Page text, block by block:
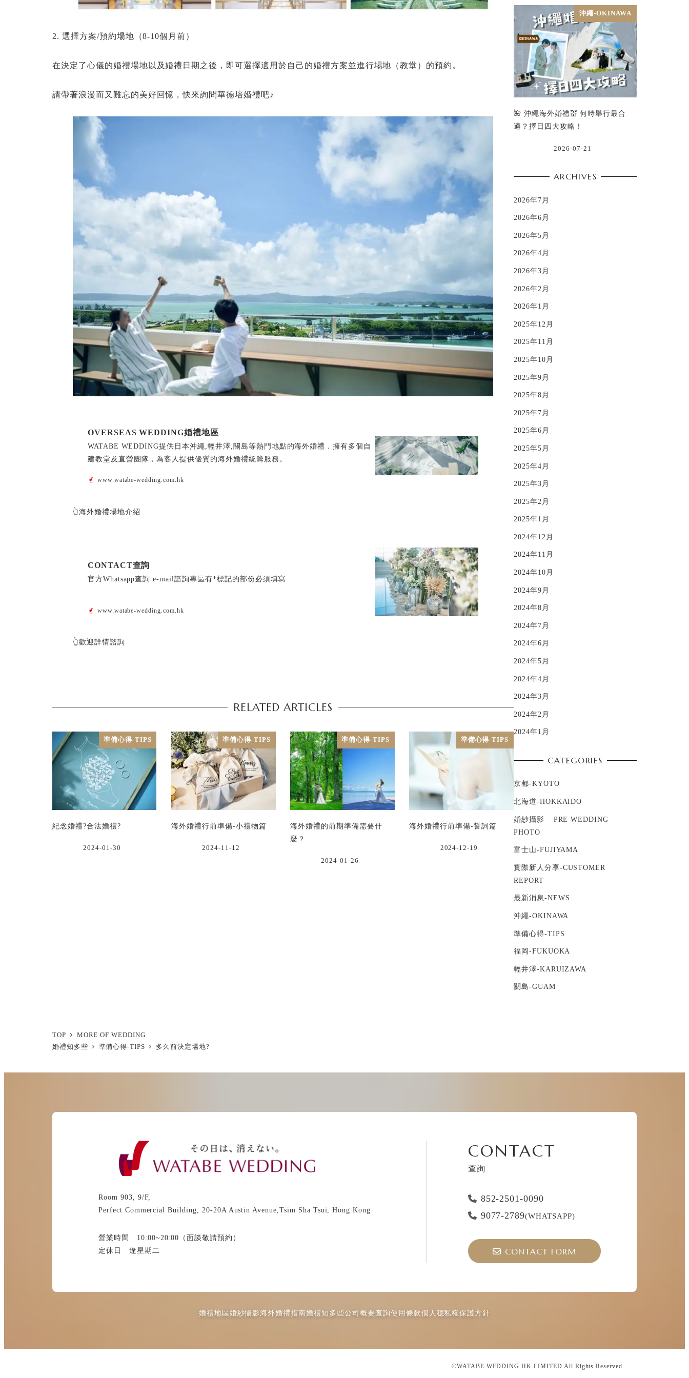
2. 選擇方案/預約場地（8-10個月前）
在決定了心儀的婚禮場地以及婚禮日期之後，即可選擇適用於自己的婚禮方案並進行場地（教堂）的預約。
請帶著浪漫而又難忘的美好回憶，快來詢問華德培婚禮吧♪
OVERSEAS WEDDING婚禮地區
WATABE WEDDING提供日本沖繩,輕井澤,關島等熱門地點的海外婚禮．擁有多個自
建教堂及直營團隊，為客人提供優質的海外婚禮統籌服務。
www.watabe-wedding.com.hk
👆海外婚禮場地介紹
CONTACT查詢
官方Whatsapp查詢 e-mail諮詢專區有*標記的部份必須填寫
www.watabe-wedding.com.hk
👆歡迎詳情諮詢
RELATED ARTICLES
準備心得-TIPS
紀念婚禮?合法婚禮?
2024-01-30
準備心得-TIPS
海外婚禮行前準備-小禮物篇
2024-11-12
準備心得-TIPS
海外婚禮的前期準備需要什
麼？
2024-01-26
準備心得-TIPS
海外婚禮行前準備-誓詞篇
2024-12-19
沖繩-OKINAWA
🌺 沖繩海外婚禮💒 何時舉行最合
適？擇日四大攻略！
2026-07-21
ARCHIVES
2026年7月
2026年6月
2026年5月
2026年4月
2026年3月
2026年2月
2026年1月
2025年12月
2025年11月
2025年10月
2025年9月
2025年8月
2025年7月
2025年6月
2025年5月
2025年4月
2025年3月
2025年2月
2025年1月
2024年12月
2024年11月
2024年10月
2024年9月
2024年8月
2024年7月
2024年6月
2024年5月
2024年4月
2024年3月
2024年2月
2024年1月
CATEGORIES
京都-KYOTO
北海道-HOKKAIDO
婚紗攝影 – PRE WEDDING
PHOTO
富士山-FUJIYAMA
實際新人分享-CUSTOMER
REPORT
最新消息-NEWS
沖繩-OKINAWA
準備心得-TIPS
福岡-FUKUOKA
輕井澤-KARUIZAWA
關島-GUAM
TOP
MORE OF WEDDING
婚禮知多些
準備心得-TIPS 多久前決定場地?
Room 903, 9/F,
Perfect Commercial Building, 20-20A Austin Avenue,Tsim Sha Tsui, Hong Kong
營業時間 10:00~20:00（面談敬請預約）
定休日 逢星期二
CONTACT
查詢
852-2501-0090
9077-2789(WHATSAPP)
CONTACT FORM
婚禮地區婚紗攝影海外婚禮指南婚禮知多些公司概要查詢使用條款個人穩私權保護方針
©WATABE WEDDING HK LIMITED All Rights Reserved.